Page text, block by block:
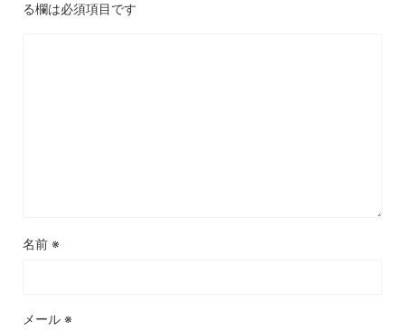
る欄は必須項目です
名前 ※
メール ※